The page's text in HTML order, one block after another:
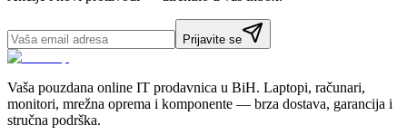
Prijavite se
Vaša pouzdana online IT prodavnica u BiH. Laptopi, računari,
monitori, mrežna oprema i komponente — brza dostava, garancija i
stručna podrška.